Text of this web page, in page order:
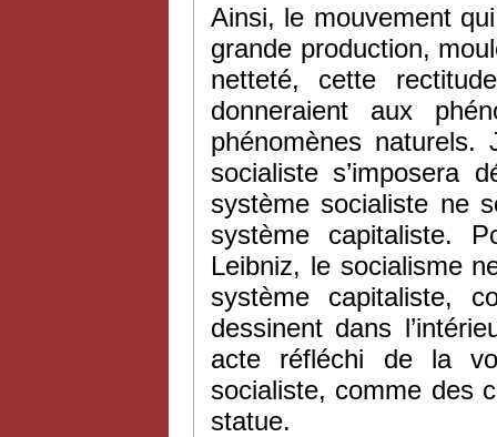
Ainsi, le mouvement
grande production,
netteté, cette
donneraient aux
phénomènes
socialiste s’imposera
système socialiste ne
système capitaliste.
Leibniz, le socialisme
système capitaliste,
dessinent dans
acte réfléchi de la
socialiste, comme des
statue.